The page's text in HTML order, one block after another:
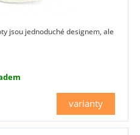
jsou jednoduché designem, ale
varianty